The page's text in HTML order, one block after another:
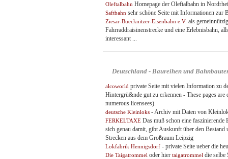
Oleftalbahn Homepage der Oleftalbahn in
Saftbahn sehr schöne Seite mit Informationen
Ziesar-Buecknitzer-Eisenbahn e.V. als
Fahrraddraisinenstrecke und eine Erlebnisbahn,
interessant ...
Deutschland - Baureihen und
alcoworld private Seite mit vielen Information zu
Hintergrü&nde gut zu erkennen - These pages
numerous licensees).
deutsche Kleinloks - Archiv mit Daten von
FERKELTAXE Das muß schon eine faszinierende
sich genau damit, gibt Auskunft über den
Strecken aus dem Großraum Leipzig
Lokfabrik Hennigsdorf - private Seite ueber die
Die Taigatrommel oder hier taigatrommel die selbe